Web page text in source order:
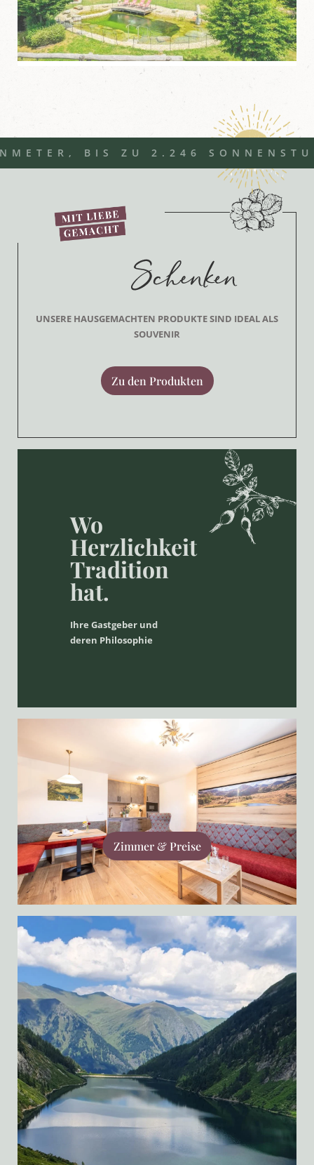
BIS ZU 2.246 SONNENSTUNDEN
UNSERE HAUSGEMACHTEN PRODUKTE SIND IDEAL ALS
SOUVENIR
Zu den Produkten
Zimmer & Preise
Wo
Herzlichkeit
Tradition
hat.
Ihre Gastgeber und
deren Philosophie